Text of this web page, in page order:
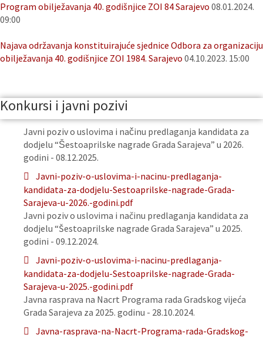
Program obilježavanja 40. godišnjice ZOI 84 Sarajevo 08.01.2024.
09:00
Najava održavanja konstituirajuće sjednice Odbora za organizaciju
obilježavanja 40. godišnjice ZOI 1984. Sarajevo 04.10.2023. 15:00
Konkursi i javni pozivi
Javni poziv o uslovima i načinu predlaganja kandidata za
dodjelu “Šestoaprilske nagrade Grada Sarajeva” u 2026.
godini - 08.12.2025.
Javni-poziv-o-uslovima-i-nacinu-predlaganja-
kandidata-za-dodjelu-Sestoaprilske-nagrade-Grada-
Sarajeva-u-2026.-godini.pdf
Javni poziv o uslovima i načinu predlaganja kandidata za
dodjelu “Šestoaprilske nagrade Grada Sarajeva” u 2025.
godini - 09.12.2024.
Javni-poziv-o-uslovima-i-nacinu-predlaganja-
kandidata-za-dodjelu-Sestoaprilske-nagrade-Grada-
Sarajeva-u-2025.-godini.pdf
Javna rasprava na Nacrt Programa rada Gradskog vijeća
Grada Sarajeva za 2025. godinu - 28.10.2024.
Javna-rasprava-na-Nacrt-Programa-rada-Gradskog-